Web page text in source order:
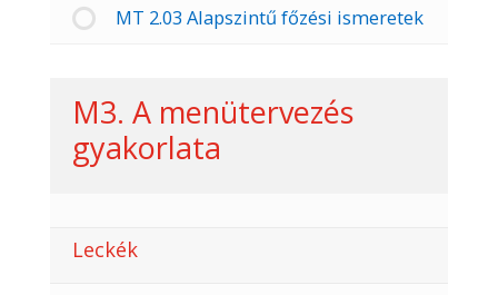
MT 2.03 Alapszintű főzési ismeretek
M3. A menütervezés
gyakorlata
Leckék